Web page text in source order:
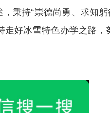
持“崇德尚勇、求知躬
好冰雪特色办学之路